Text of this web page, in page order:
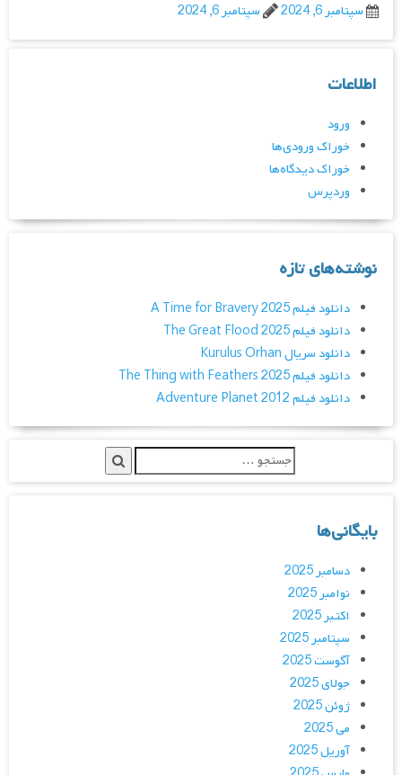
سپتامبر 6, 2024
سپتامبر 6, 2024
اطلاعات
ورود
خوراک ورودی‌ها
خوراک دیدگاه‌ها
وردپرس
نوشته‌های تازه
دانلود فیلم A Time for Bravery 2025
دانلود فیلم The Great Flood 2025
دانلود سریال Kurulus Orhan
دانلود فیلم The Thing with Feathers 2025
دانلود فیلم Adventure Planet 2012
بایگانی‌ها
دسامبر 2025
نوامبر 2025
اکتبر 2025
سپتامبر 2025
آگوست 2025
جولای 2025
ژوئن 2025
می 2025
آوریل 2025